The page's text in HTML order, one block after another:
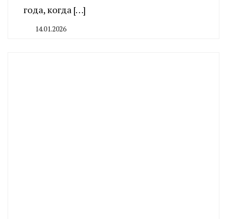
года, когда […]
14.01.2026